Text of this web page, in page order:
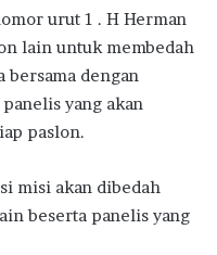
urut 1 . H Herman
lain untuk membedah
dengan
yang akan
paslon.
misi akan dibedah
beserta panelis yang